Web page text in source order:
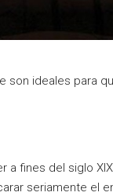
son ideales para
a fines del siglo
seriamente el